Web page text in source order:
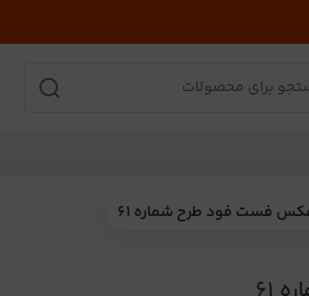
فست فود طرح شماره 61